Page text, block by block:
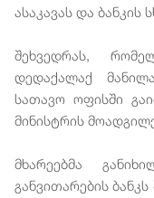
ასაკავას და ბანკის
შეხვედრას,
დედაქალაქ
სათავო ოფისში
მინისტრის
მხარეებმა
განვითარების